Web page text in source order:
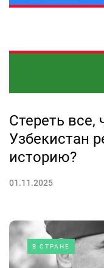
Стереть все,
Узбекистан
историю?
01.11.2025
В СТРАНЕ